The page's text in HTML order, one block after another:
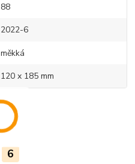
88
2022-6
měkká
120 x 185 mm
6